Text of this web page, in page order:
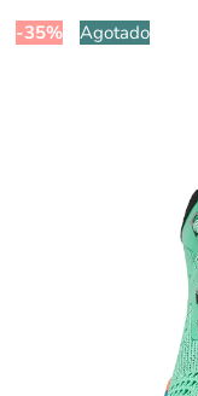
-35% Agotado